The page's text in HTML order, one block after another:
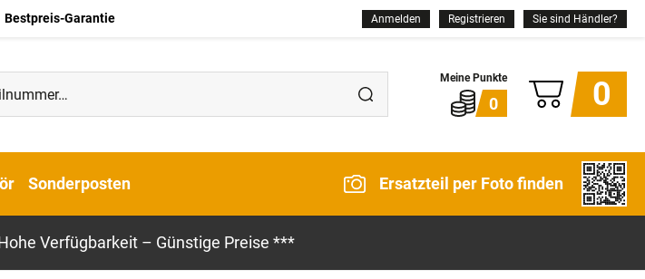
Bestpreis-Garantie Anmelden Registrieren Sie sind Händler?
0 0
Sonderposten Ersatzteil per Foto finden
Verfügbarkeit – Günstige Preise ***